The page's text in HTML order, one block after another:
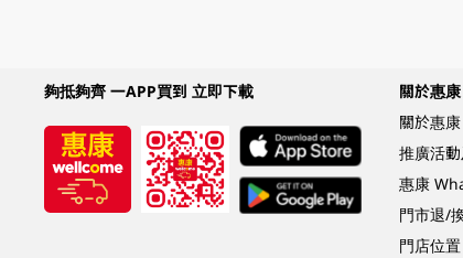
夠抵夠齊 一APP買到 立即下載
關於惠康
關於惠康
推廣活
惠康
門市退/
門店位置